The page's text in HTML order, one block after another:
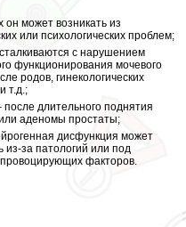
он может возникать из
или психологических проблем;
с нарушением
функционирования мочевого
родов, гинекологических
т.д.;
длительного поднятия
аденомы простаты;
дисфункция может
из-за патологий или под
факторов.